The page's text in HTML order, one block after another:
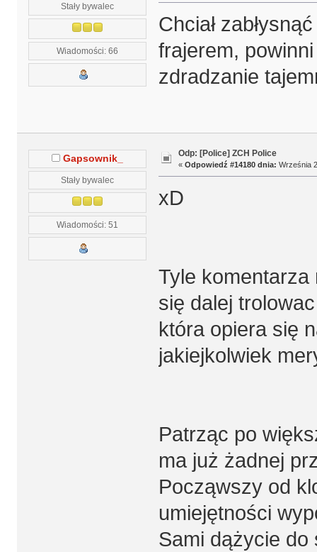
Stały bywalec
Wiadomości: 66
Chciał
frajerem,
zdradzanie
Gapsownik_
Stały bywalec
Wiadomości: 51
Odp: [Police] ZCH Police
« Odpowiedź #14180 dnia: Września
xD
Tyle
się dalej
która opiera się
jakiejkolwiek
Patrząc po
ma już żadnej
Począwszy od
umiejętności
Sami dążycie do